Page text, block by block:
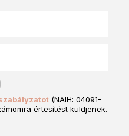
(NAIH: 04091-
értesítést küldjenek.